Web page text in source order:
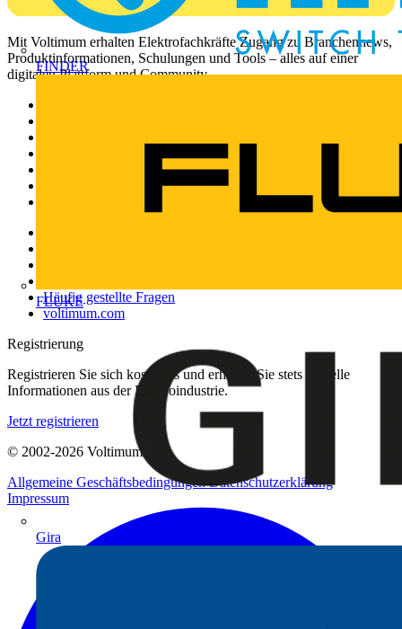
FINDER
FLUKE
Gira
Mit Voltimum erhalten Elektrofachkräfte Zugang zu Branchennews,
Produktinformationen, Schulungen und Tools – alles auf einer
digitalen Plattform und Community.
Häufig gestellte Fragen
voltimum.com
Registrierung
Registrieren Sie sich kostenlos und erhalten Sie stets aktuelle
Informationen aus der Elektroindustrie.
Jetzt registrieren
© 2002-2026 Voltimum
Allgemeine GeschäftsbedingungenDatenschutzerklärung
Impressum